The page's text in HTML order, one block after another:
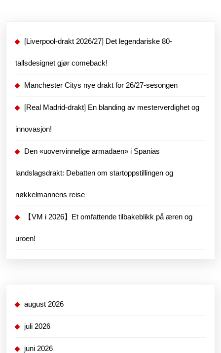
[Liverpool-drakt 2026/27] Det legendariske 80-
tallsdesignet gjør comeback!
Manchester Citys nye drakt for 26/27-sesongen
[Real Madrid-drakt] En blanding av mesterverdighet og
innovasjon!
Den «uovervinnelige armadaen» i Spanias
landslagsdrakt: Debatten om startoppstillingen og
nøkkelmannens reise
【VM i 2026】Et omfattende tilbakeblikk på æren og
uroen!
august 2026
juli 2026
juni 2026